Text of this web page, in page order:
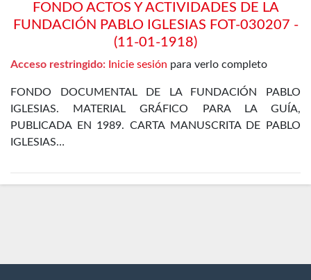
FONDO ACTOS Y ACTIVIDADES DE LA
FUNDACIÓN PABLO IGLESIAS FOT-030207 -
(11-01-1918)
Acceso restringido: Inicie sesión para verlo completo
FONDO DOCUMENTAL DE LA FUNDACIÓN PABLO
IGLESIAS. MATERIAL GRÁFICO PARA LA GUÍA,
PUBLICADA EN 1989. CARTA MANUSCRITA DE PABLO
IGLESIAS…